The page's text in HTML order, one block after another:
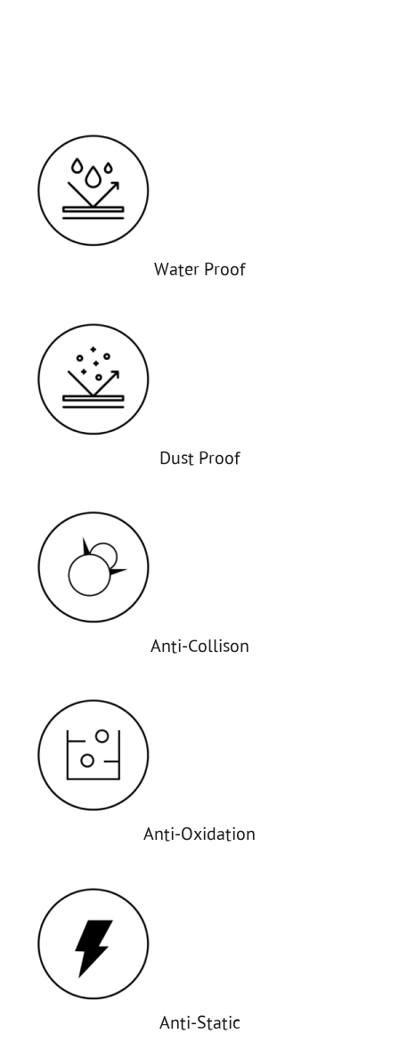
Water Proof
Dust Proof
Anti-Collison
Anti-Oxidation
Anti-Static